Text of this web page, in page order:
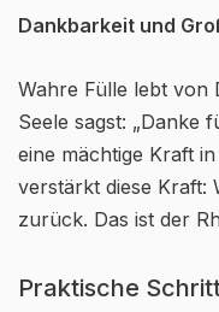
Dankbarkeit und
Wahre Fülle lebt von
Seele sagst: „Danke
eine mächtige Kraft
verstärkt diese Kraft:
zurück. Das ist der
Praktische